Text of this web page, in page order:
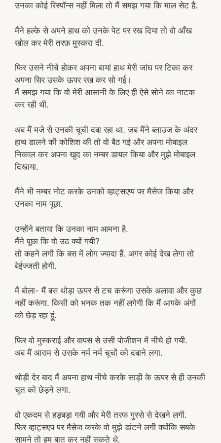
उनका कोई रिस्पॉन्स नहीं मिला तो मैं समझ गया कि माल सेट है.
मैंने हल्के से अपने हाथ को उनके पेट पर रख दिया तो वो आँख
खोल कर मेरी तरफ़ मुस्करा दी.
फिर उसने नीचे होकर अपना बायां हाथ मेरी जांघ पर टिका कर
अपना सिर उसके ऊपर रख कर सो गई।
मैं समझ गया कि वो मेरी आसानी के लिए ही ऐसे सोने का नाटक
कर रही थी.
अब मैं मजे से उनकी चूची दबा रहा था. जब मैंने ब्लाउज के अंदर
हाथ डालने की कोशिश की तो वो बैठ गई और अपना मोबाइल
निकाल कर अपना खुद का नम्बर डायल किया और मुझे मोबाइल
दिखाया.
मैंने भी नम्बर नोट करके उनको व्हाट्सएप्प पर मैसेज किया और
उनका नाम पूछा.
उन्होंने बताया कि उनका नाम आमना है.
मैंने पूछा कि वो उठ क्यों गयी?
तो कहने लगी कि बस में लोग ज्यादा हैं. अगर कोई देख लेगा तो
बेईज्जती होगी.
मैं बोला- मैं बस थोड़ा ऊपर से टच करूंगा उसके अलावा और कुछ
नहीं करूंगा. किसी को भनक तक नहीं लगेगी कि मैं आपके अंगों
को छेड़ रहा हूं.
फिर वो मुस्कराई और वापस से उसी पोजीशन में नीचे हो गयी.
अब मैं आराम से उसके नर्म नर्म चूचों को दबाने लगा.
थोड़ी देर बाद मैं अपना हाथ नीचे करके साड़ी के ऊपर से ही उनकी
चूत को छेड़ने लगा.
वो एकदम से हड़बड़ा गयी और मेरी तरफ गुस्से से देखने लगी.
फिर व्हाट्सएप पर मैसेज करके वो मुझे डांटने लगी क्योंकि सबके
सामने तो हम बात कर नहीं सकते थे.